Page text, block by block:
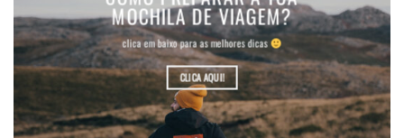
MOCHILA DE VIAGEM?
clica em baixo para as melhores dicas
CLICA AQUI!